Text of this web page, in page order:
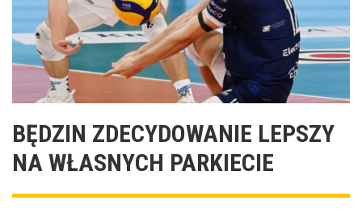
BĘDZIN ZDECYDOWANIE LEPSZY
NA WŁASNYCH PARKIECIE